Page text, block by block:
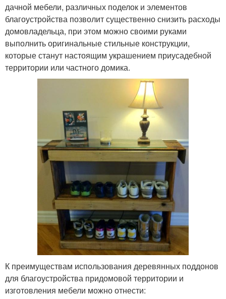
дачной мебели, различных поделок и элементов
благоустройства позволит существенно снизить расходы
домовладельца, при этом можно своими руками
выполнить оригинальные стильные конструкции,
которые станут настоящим украшением приусадебной
территории или частного домика.
К преимуществам использования деревянных поддонов
для благоустройства придомовой территории и
изготовления мебели можно отнести: